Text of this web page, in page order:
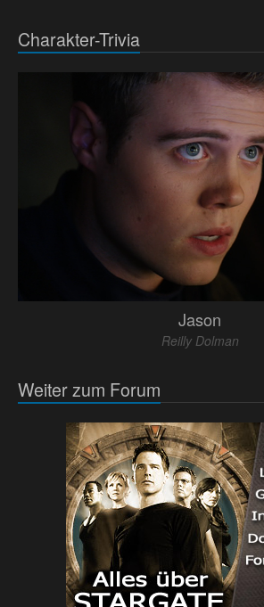
Charakter-Trivia
Jason
Reilly Dolman
Weiter zum Forum